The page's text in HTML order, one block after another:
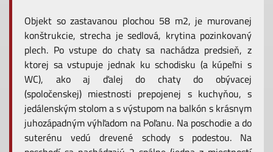
Objekt so zastavanou plochou 58 m2, je murovanej
konštrukcie, strecha je sedlová, krytina pozinkovaný
plech. Po vstupe do chaty sa nachádza predsieň, z
ktorej sa vstupuje jednak ku schodisku (a kúpeľni s
WC), ako aj ďalej do chaty do obývacej
(spoločenskej) miestnosti prepojenej s kuchyňou, s
jedálenským stolom a s výstupom na balkón s krásnym
juhozápadným výhľadom na Poľanu. Na poschodie a do
suterénu vedú drevené schody s podestou. Na